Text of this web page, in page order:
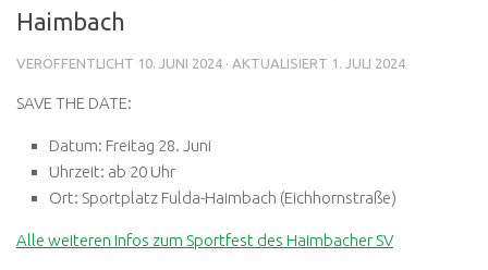
Haimbach
VERÖFFENTLICHT 10. JUNI 2024 · AKTUALISIERT 1. JULI 2024
SAVE THE DATE:
Datum: Freitag 28. Juni
Uhrzeit: ab 20 Uhr
Ort: Sportplatz Fulda-Haimbach (Eichhornstraße)
Alle weiteren Infos zum Sportfest des Haimbacher SV